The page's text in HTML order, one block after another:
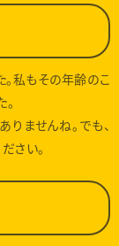
私もその年齢のこ
ませんね。でも、
さい。